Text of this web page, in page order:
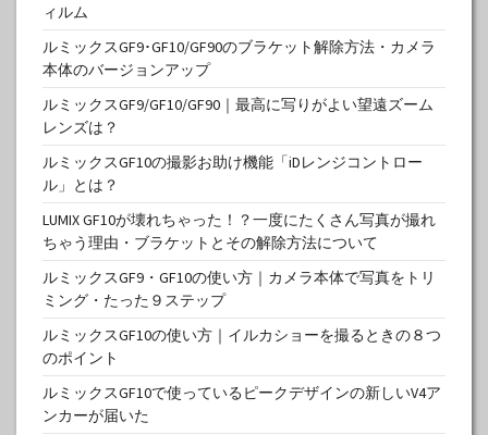
ィルム
ルミックスGF9･GF10/GF90のブラケット解除方法・カメラ
本体のバージョンアップ
ルミックスGF9/GF10/GF90｜最高に写りがよい望遠ズーム
レンズは？
ルミックスGF10の撮影お助け機能「iDレンジコントロー
ル」とは？
LUMIX GF10が壊れちゃった！？一度にたくさん写真が撮れ
ちゃう理由・ブラケットとその解除方法について
ルミックスGF9・GF10の使い方｜カメラ本体で写真をトリ
ミング・たった９ステップ
ルミックスGF10の使い方｜イルカショーを撮るときの８つ
のポイント
ルミックスGF10で使っているピークデザインの新しいV4ア
ンカーが届いた